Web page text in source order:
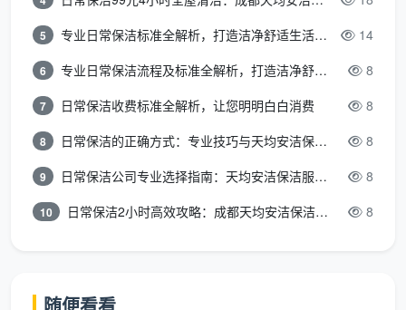
5 专业日常保洁标准全解析，打造洁净舒适生活空间 14
6 专业日常保洁流程及标准全解析，打造洁净舒适环境 8
7 日常保洁收费标准全解析，让您明明白白消费 8
8 日常保洁的正确方式：专业技巧与天均安洁保洁服务全解析 8
9 日常保洁公司专业选择指南：天均安洁保洁服务全解析 8
10 日常保洁2小时高效攻略：成都天均安洁保洁专业时间管理方案 8